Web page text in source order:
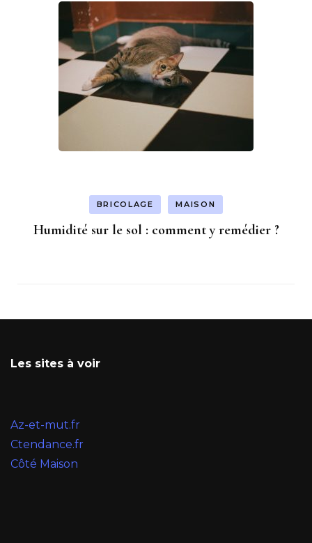
BRICOLAGE MAISON
Humidité sur le sol : comment y remédier ?
Les sites à voir
Az-et-mut.fr
Ctendance.fr
Côté Maison